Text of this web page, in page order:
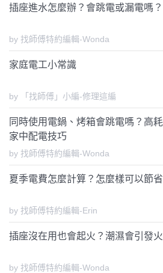
插座進水怎麼辦？會跳電或漏電嗎？
by 找師傅特約編輯-Wonda
家庭電工小常識
by 「找師傅」小編-修理這編
同時使用電鍋、烤箱會跳電嗎？高
家中配電技巧
by 找師傅特約編輯-Wonda
夏季電費怎麼計算？怎麼樣可以節
by 找師傅特約編輯-Erin
插座沒在用也會起火？潮濕會引發
by 找師傅特約編輯-Wonda